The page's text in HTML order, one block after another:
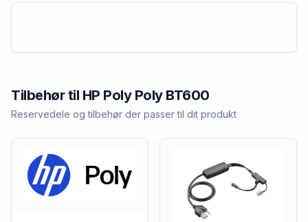
Tilbehør til HP Poly Poly BT600
Reservedele og tilbehør der passer til dit produkt